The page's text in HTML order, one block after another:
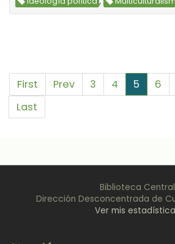
First Prev 3 4 5 6
Last
Biblioteca Central
Dirección Desconcentrada de
Ver mis